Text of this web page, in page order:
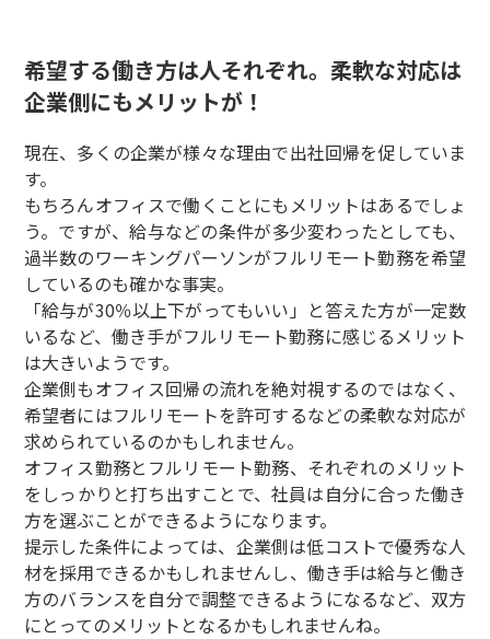
希望する働き方は人それぞれ。柔軟な対応は
企業側にもメリットが！
現在、多くの企業が様々な理由で出社回帰を促していま
す。
もちろんオフィスで働くことにもメリットはあるでしょ
う。ですが、給与などの条件が多少変わったとしても、
過半数のワーキングパーソンがフルリモート勤務を希望
しているのも確かな事実。
「給与が30％以上下がってもいい」と答えた方が一定数
いるなど、働き手がフルリモート勤務に感じるメリット
は大きいようです。
企業側もオフィス回帰の流れを絶対視するのではなく、
希望者にはフルリモートを許可するなどの柔軟な対応が
求められているのかもしれません。
オフィス勤務とフルリモート勤務、それぞれのメリット
をしっかりと打ち出すことで、社員は自分に合った働き
方を選ぶことができるようになります。
提示した条件によっては、企業側は低コストで優秀な人
材を採用できるかもしれませんし、働き手は給与と働き
方のバランスを自分で調整できるようになるなど、双方
にとってのメリットとなるかもしれませんね。